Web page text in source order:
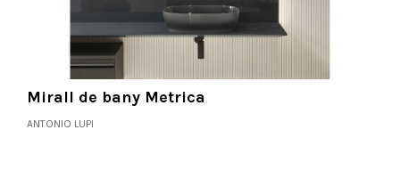
Mirall de bany Metrica
ANTONIO LUPI